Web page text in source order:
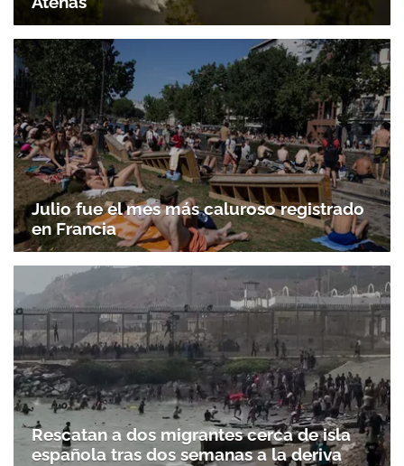
Julio fue el mes más caluroso registrado
en Francia
Rescatan a dos migrantes cerca de isla
española tras dos semanas a la deriva